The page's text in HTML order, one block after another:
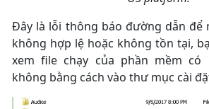
Đây là lỗi thông báo đường dẫn để
không hợp lệ hoặc không tồn tại,
xem file chạy của phần mềm có
không bằng cách vào thư mục cài